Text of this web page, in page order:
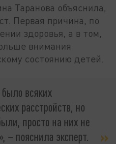
Таранова объяснила,
Первая причина, по
здоровья, а в том,
внимания
состоянию детей.
всяких
расстройств, но
просто на них не
– пояснила эксперт.